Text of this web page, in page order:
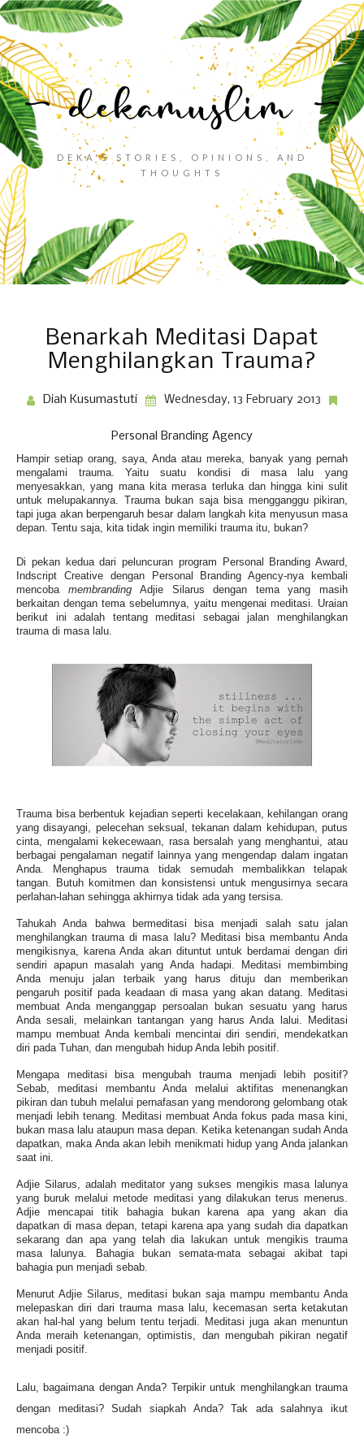
DEKA'S STORIES, OPINIONS, AND
THOUGHTS
Benarkah Meditasi Dapat
Menghilangkan Trauma?
Diah Kusumastuti Wednesday, 13 February 2013
Personal Branding Agency
Hampir setiap orang, saya, Anda atau mereka, banyak yang pernah
mengalami trauma. Yaitu suatu kondisi di masa lalu yang
menyesakkan, yang mana kita merasa terluka dan hingga kini sulit
untuk melupakannya. Trauma bukan saja bisa mengganggu pikiran,
tapi juga akan berpengaruh besar dalam langkah kita menyusun masa
depan. Tentu saja, kita tidak ingin memiliki trauma itu, bukan?
Di pekan kedua dari peluncuran program Personal Branding Award,
Indscript Creative dengan Personal Branding Agency-nya kembali
mencoba membrandingAdjie Silarus dengan tema yang masih
berkaitan dengan tema sebelumnya, yaitu mengenai meditasi. Uraian
berikut ini adalah tentang meditasi sebagai jalan menghilangkan
trauma di masa lalu.
Trauma bisa berbentuk kejadian seperti kecelakaan, kehilangan orang
yang disayangi, pelecehan seksual, tekanan dalam kehidupan, putus
cinta, mengalami kekecewaan, rasa bersalah yang menghantui, atau
berbagai pengalaman negatif lainnya yang mengendap dalam ingatan
Anda. Menghapus trauma tidak semudah membalikkan telapak
tangan. Butuh komitmen dan konsistensi untuk mengusirnya secara
perlahan-lahan sehingga akhirnya tidak ada yang tersisa.
Tahukah Anda bahwa bermeditasi bisa menjadi salah satu jalan
menghilangkan trauma di masa lalu? Meditasi bisa membantu Anda
mengikisnya, karena Anda akan dituntut untuk berdamai dengan diri
sendiri apapun masalah yang Anda hadapi. Meditasi membimbing
Anda menuju jalan terbaik yang harus dituju dan memberikan
pengaruh positif pada keadaan di masa yang akan datang. Meditasi
membuat Anda menganggap persoalan bukan sesuatu yang harus
Anda sesali, melainkan tantangan yang harus Anda lalui. Meditasi
mampu membuat Anda kembali mencintai diri sendiri, mendekatkan
diri pada Tuhan, dan mengubah hidup Anda lebih positif.
Mengapa meditasi bisa mengubah trauma menjadi lebih positif?
Sebab, meditasi membantu Anda melalui aktifitas menenangkan
pikiran dan tubuh melalui pernafasan yang mendorong gelombang otak
menjadi lebih tenang. Meditasi membuat Anda fokus pada masa kini,
bukan masa lalu ataupun masa depan. Ketika ketenangan sudah Anda
dapatkan, maka Anda akan lebih menikmati hidup yang Anda jalankan
saat ini.
Adjie Silarus, adalah meditator yang sukses mengikis masa lalunya
yang buruk melalui metode meditasi yang dilakukan terus menerus.
Adjie mencapai titik bahagia bukan karena apa yang akan dia
dapatkan di masa depan, tetapi karena apa yang sudah dia dapatkan
sekarang dan apa yang telah dia lakukan untuk mengikis trauma
masa lalunya. Bahagia bukan semata-mata sebagai akibat tapi
bahagia pun menjadi sebab.
Menurut Adjie Silarus, meditasi bukan saja mampu membantu Anda
melepaskan diri dari trauma masa lalu, kecemasan serta ketakutan
akan hal-hal yang belum tentu terjadi. Meditasi juga akan menuntun
Anda meraih ketenangan, optimistis, dan mengubah pikiran negatif
menjadi positif.
Lalu, bagaimana dengan Anda? Terpikir untuk menghilangkan trauma
dengan meditasi? Sudah siapkah Anda? Tak ada salahnya ikut
mencoba :)